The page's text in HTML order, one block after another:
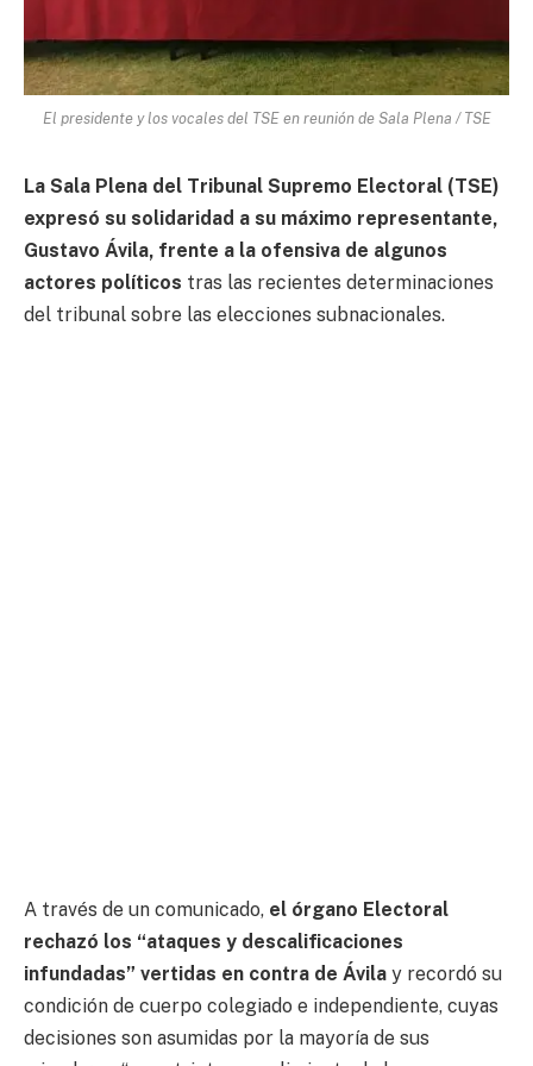
El presidente y los vocales del TSE en reunión de Sala Plena / TSE
La Sala Plena del Tribunal Supremo Electoral (TSE)
expresó su solidaridad a su máximo representante,
Gustavo Ávila, frente a la ofensiva de algunos
actores políticos tras las recientes determinaciones
del tribunal sobre las elecciones subnacionales.
A través de un comunicado, el órgano Electoral
rechazó los “ataques y descalificaciones
infundadas” vertidas en contra de Ávila y recordó su
condición de cuerpo colegiado e independiente, cuyas
decisiones son asumidas por la mayoría de sus